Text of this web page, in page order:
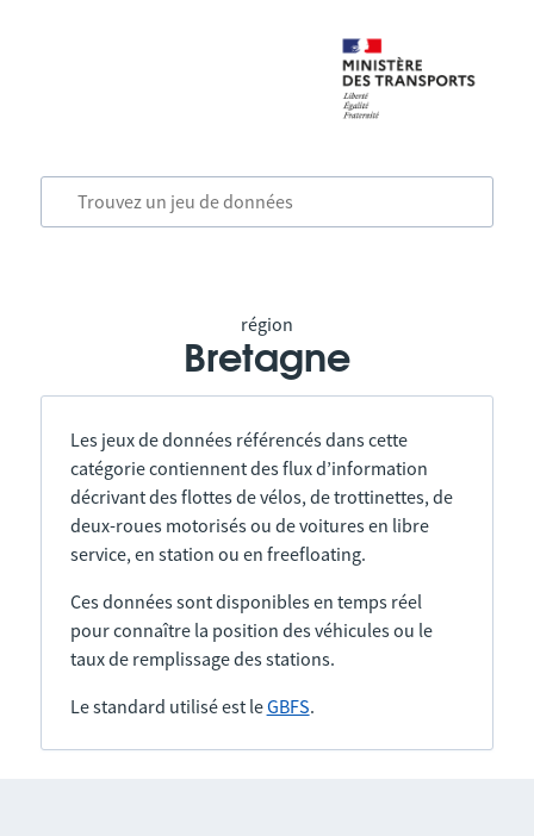
région
Bretagne
Les jeux de données référencés dans cette
catégorie contiennent des flux d’information
décrivant des flottes de vélos, de trottinettes, de
deux-roues motorisés ou de voitures en libre
service, en station ou en freefloating.
Ces données sont disponibles en temps réel
pour connaître la position des véhicules ou le
taux de remplissage des stations.
Le standard utilisé est leGBFS.